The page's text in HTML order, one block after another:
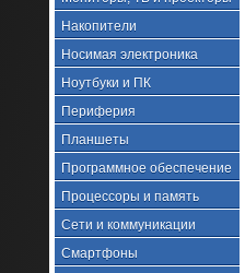
Накопители
Носимая электроника
Ноутбуки и ПК
Периферия
Планшеты
Программное обеспечение
Процессоры и память
Сети и коммуникации
Смартфоны